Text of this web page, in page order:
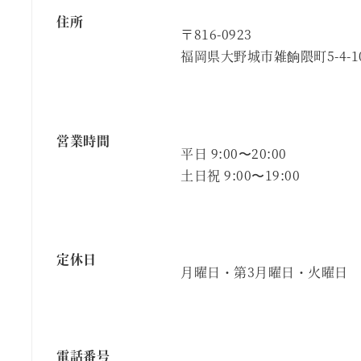
住所
〒816-0923
福岡県大野城市雑餉隈町5-4-
営業時間
平日 9:00〜20:00
土日祝 9:00〜19:00
定休日
月曜日・第3月曜日・火曜日
電話番号